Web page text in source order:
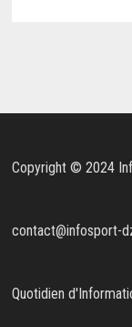
Copyright © 2024
contact@infosport-
Quotidien